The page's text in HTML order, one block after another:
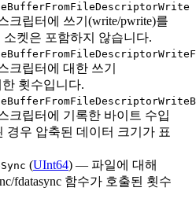
크립터에 쓰기(write/pwrite)를
켓은 포함하지 않습니다.
크립터에 대한 쓰기
횟수입니다.
크립터에 기록한 바이트 수입
경우 압축된 데이터 크기가 표
(UInt64) — 파일에 대해
fdatasync 함수가 호출된 횟수